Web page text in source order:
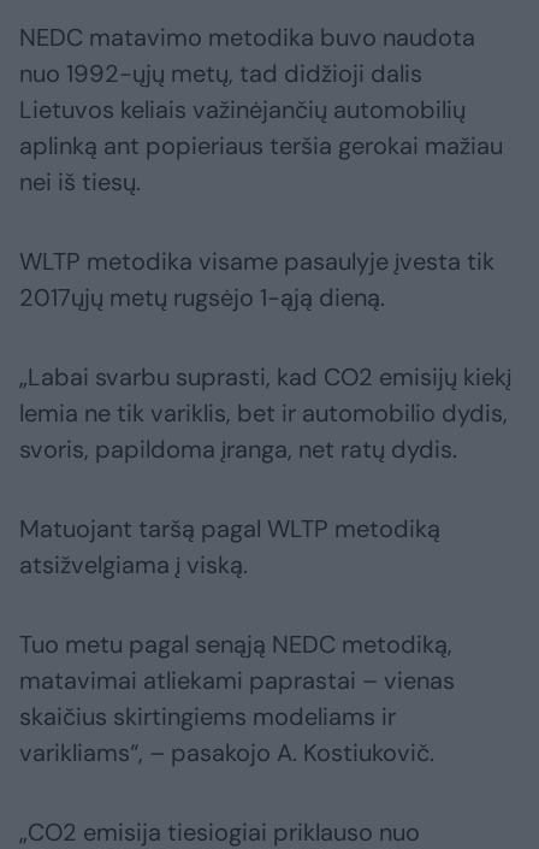
NEDC matavimo metodika buvo naudota
nuo 1992-ųjų metų, tad didžioji dalis
Lietuvos keliais važinėjančių automobilių
aplinką ant popieriaus teršia gerokai mažiau
nei iš tiesų.
WLTP metodika visame pasaulyje įvesta tik
2017ųjų metų rugsėjo 1-ąją dieną.
„Labai svarbu suprasti, kad CO2 emisijų kiekį
lemia ne tik variklis, bet ir automobilio dydis,
svoris, papildoma įranga, net ratų dydis.
Matuojant taršą pagal WLTP metodiką
atsižvelgiama į viską.
Tuo metu pagal senąją NEDC metodiką,
matavimai atliekami paprastai – vienas
skaičius skirtingiems modeliams ir
varikliams“, – pasakojo A. Kostiukovič.
„CO2 emisija tiesiogiai priklauso nuo